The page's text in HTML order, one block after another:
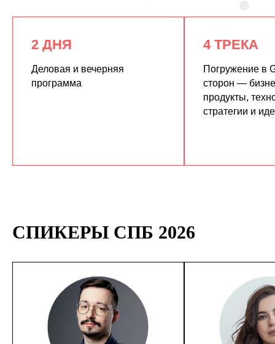
2 ДНЯ
Деловая и вечерняя
программа
4 ТРЕКА
Погружение в
сторон —
продукты,
стратегии и
СПИКЕРЫ СПБ 2026